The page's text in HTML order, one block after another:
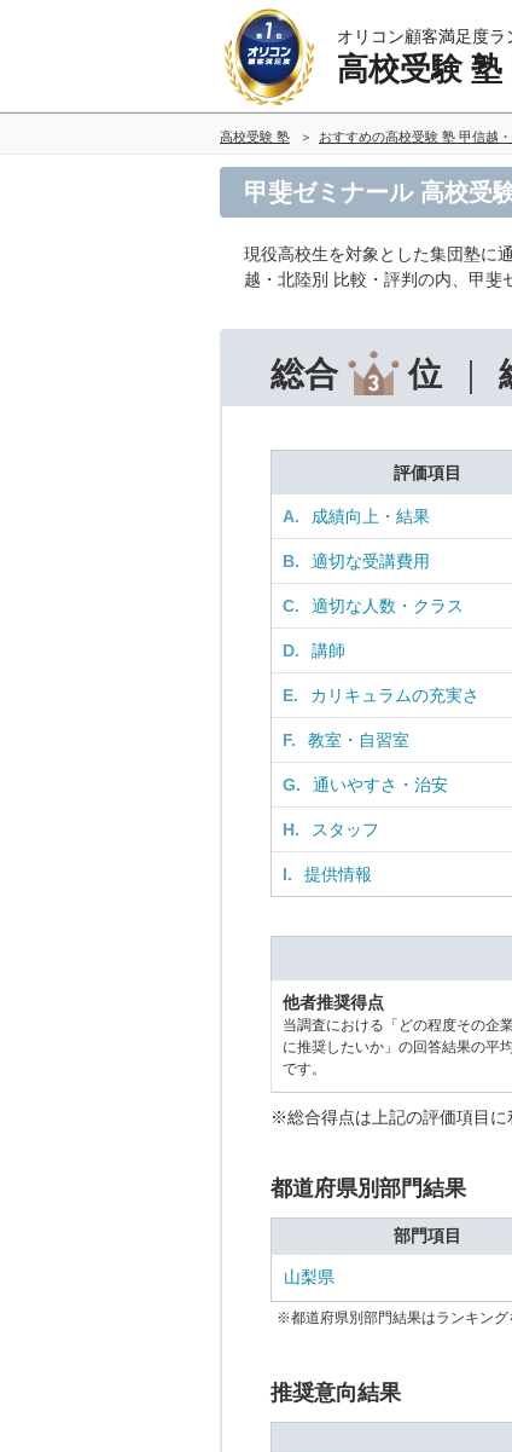
オリコン顧客満足度ラ
高校受験
高校受験 塾 おすすめの高校受験 塾 甲信越
甲斐ゼミナール 高校受
現役高校生を対象とした集団塾に
越・北陸別 比較・評判の内、甲斐
総合 位
評価項目
A. 成績向上・結果
B. 適切な受講費用
C. 適切な人数・クラス
D. 講師
E. カリキュラムの充実さ
F. 教室・自習室
G. 通いやすさ・治安
H. スタッフ
I. 提供情報
他者推奨得点
当調査における「どの程度その企
に推奨したいか」の回答結果の平
です。
※総合得点は上記の評価項目に
都道府県別部門結果
部門項目
山梨県
※都道府県別部門結果はランキング
推奨意向結果